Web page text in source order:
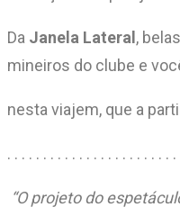
Da Janela Lateral,
mineiros do clube e
nesta viajem, que a
. . . . . . . . . . . . . . . . . . . . . . .
“O projeto do